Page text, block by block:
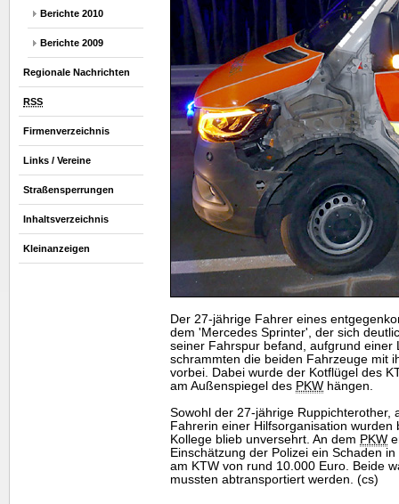
Berichte 2010
Berichte 2009
Regionale Nachrichten
RSS
Firmenverzeichnis
Links / Vereine
Straßensperrungen
Inhaltsverzeichnis
Kleinanzeigen
Der 27-jährige Fahrer eines
dem 'Mercedes Sprinter', der sich
seiner Fahrspur befand, aufgrund einer
schrammten die beiden Fahrzeuge mit
vorbei. Dabei wurde der Kotflügel des
am Außenspiegel des PKW hängen.
Sowohl der 27-jährige Ruppichterother,
Fahrerin einer Hilfsorganisation
Kollege blieb unversehrt. An dem PKW
Einschätzung der Polizei ein Schaden
am KTW von rund 10.000 Euro. Beide
mussten abtransportiert werden. (cs)